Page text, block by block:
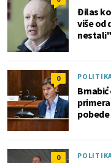
Đilas
više od
nestali"
0
pobede
0